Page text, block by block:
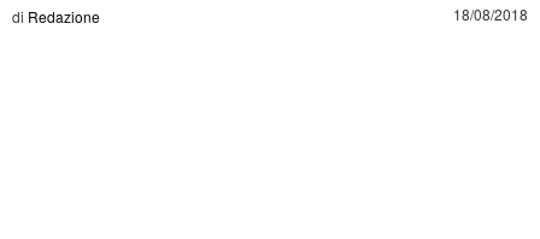
di Redazione 18/08/2018